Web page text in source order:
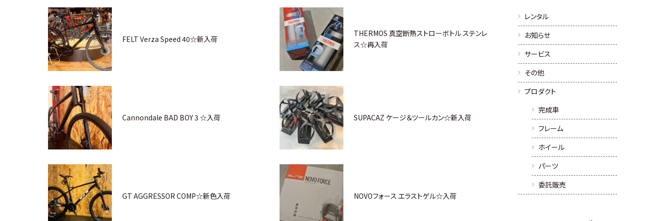
FELT Verza Speed 40☆新入荷
THERMOS 真空断熱ストローボトル ステンレ
ス☆再入荷
Cannondale BAD BOY 3 ☆入荷 SUPACAZ ケージ＆ツールカン☆新入荷
GT AGGRESSOR COMP☆新色入荷 NOVOフォース エラストゲル☆入荷
レンタル
お知らせ
サービス
その他
プロダクト
完成車
フレーム
ホイール
パーツ
委託販売